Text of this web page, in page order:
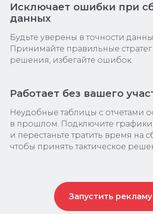
Исключает ошибки при
данных
Будьте уверены в точности
Принимайте правильные
решения, избегайте ошибок.
Работает без вашего
Неудобные таблицы с отчетами
в прошлом. Подключите графики
и перестаньте тратить время на
чтобы принять тактическое
Запустить рекламу